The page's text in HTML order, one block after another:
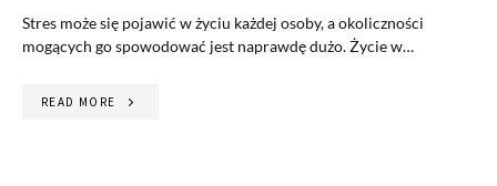
Stres może się pojawić w życiu każdej osoby, a okoliczności
mogących go spowodować jest naprawdę dużo. Życie w…
READ MORE